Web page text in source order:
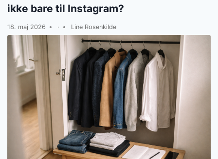
ikke bare til Instagram?
18. maj 2026 · Line Rosenkilde